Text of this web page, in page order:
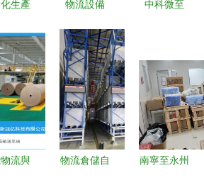
生產
工程
工藝
設備
應用
物流設備
倉儲自動化
的核心引擎
中科微至
啟工廠物流
自動化新篇
章
流與
物流倉儲自
南寧至永州